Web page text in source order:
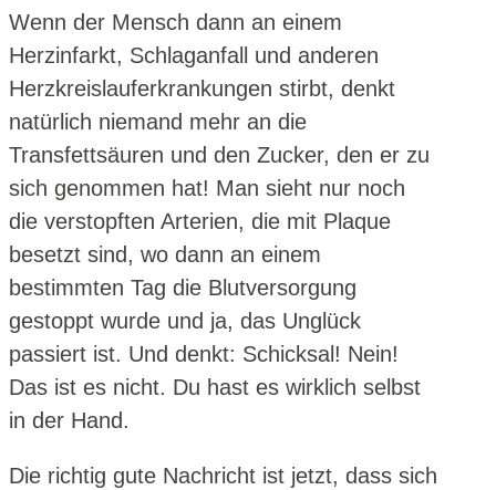
Wenn der Mensch dann an einem
Herzinfarkt, Schlaganfall und anderen
Herzkreislauferkrankungen stirbt, denkt
natürlich niemand mehr an die
Transfettsäuren und den Zucker, den er zu
sich genommen hat! Man sieht nur noch
die verstopften Arterien, die mit Plaque
besetzt sind, wo dann an einem
bestimmten Tag die Blutversorgung
gestoppt wurde und ja, das Unglück
passiert ist. Und denkt: Schicksal! Nein!
Das ist es nicht. Du hast es wirklich selbst
in der Hand.
Die richtig gute Nachricht ist jetzt, dass sich